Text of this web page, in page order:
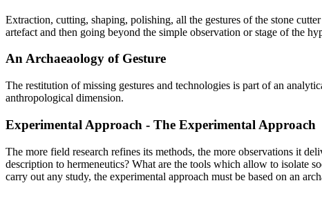
Extraction, cutting, shaping, polishing, all the gestures of the stone
artefact and then going beyond the simple observation or stage of the
An Archaeaology of Gesture
The restitution of missing gestures and technologies is part of an
anthropological dimension.
Experimental Approach - The Experimental Approach
The more field research refines its methods, the more observations it
description to hermeneutics? What are the tools which allow to isolate
carry out any study, the experimental approach must be based on an